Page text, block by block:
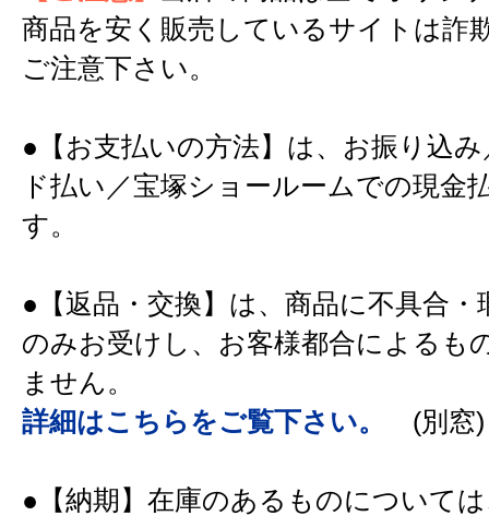
商品を安く販売しているサイトは詐
ご注意下さい。
●【お支払いの方法】は、お振り込
ド払い／宝塚ショールームでの現金
す。
●【返品・交換】は、商品に不具合・
のみお受けし、お客様都合によるも
ません。
詳細はこちらをご覧下さい。
(別窓)
●【納期】在庫のあるものについて